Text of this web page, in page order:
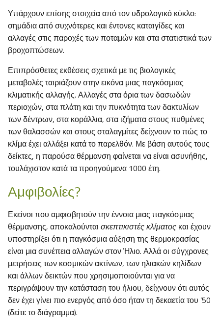
Υπάρχουν επίσης στοιχεία από τον υδρολογικό κύκλο:
σημάδια από συχνότερες και έντονες καταιγίδες και
αλλαγές στις παροχές των ποταμών και στα στατιστικά των
βροχοπτώσεων.
Επιπρόσθετες εκθέσεις σχετικά με τις βιολογικές
μεταβολές ταιριάζουν στην εικόνα μιας παγκόσμιας
κλιματικής αλλαγής. Αλλαγές στα όρια των δασωδών
περιοχών, στα πλάτη και την πυκνότητα των δακτυλίων
των δέντρων, στα κοράλλια, στα ιζήματα στους πυθμένες
των θαλασσών και στους σταλαγμίτες δείχνουν το πώς το
κλίμα έχει αλλάξει κατά το παρελθόν. Με βάση αυτούς τους
δείκτες, η παρούσα θέρμανση φαίνεται να είναι ασυνήθης,
τουλάχιστον κατά τα προηγούμενα 1000 έτη.
Αμφιβολίες?
Εκείνοι που αμφισβητούν την έννοια μιας παγκόσμιας
θέρμανσης, αποκαλούνται σκεπτικιστές κλίματος και έχουν
υποστηρίξει ότι η παγκόσμια αύξηση της θερμοκρασίας
είναι μια συνέπεια αλλαγών στον Ήλιο. Αλλά οι σύγχρονες
μετρήσεις των κοσμικών ακτίνων, των ηλιακών κηλίδων
και άλλων δεικτών που χρησιμοποιούνται για να
περιγράψουν την κατάσταση του ήλιου, δείχνουν ότι αυτός
δεν έχει γίνει πιο ενεργός από όσο ήταν τη δεκαετία του ’50
(δείτε το διάγραμμα).